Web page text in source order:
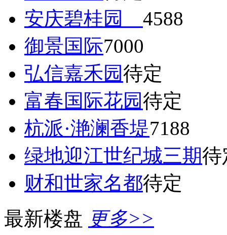
安庆碧桂园 4588
御景国际7000
弘信嘉禾园待定
富春国际花园待定
杭派·滟澜香堤7188
绿地迎江世纪城三期待
财和世家名都待定
最新楼盘 更多>>